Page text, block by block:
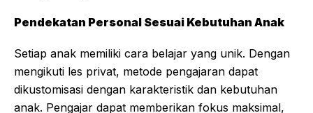
Pendekatan Personal Sesuai Kebutuhan Anak
Setiap anak memiliki cara belajar yang unik. Dengan
mengikuti les privat, metode pengajaran dapat
dikustomisasi dengan karakteristik dan kebutuhan
anak. Pengajar dapat memberikan fokus maksimal,